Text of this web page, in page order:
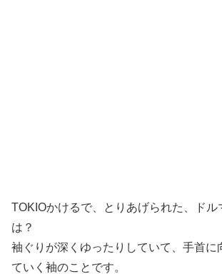
TOKIOかけるで、とりあげられた、ドル
は？
袖ぐりが深くゆったりしていて、手首に
ていく袖のことです。